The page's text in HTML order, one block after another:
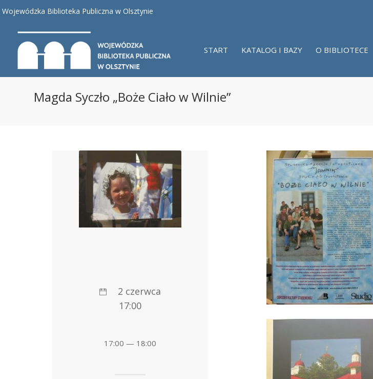
Wojewódzka Biblioteka Publiczna w Olsztynie
START KATALOG I BAZY O BIBLIOTECE
Magda Syczło „Boże Ciało w Wilnie”
2 czerwca
17:00
17:00 — 18:00